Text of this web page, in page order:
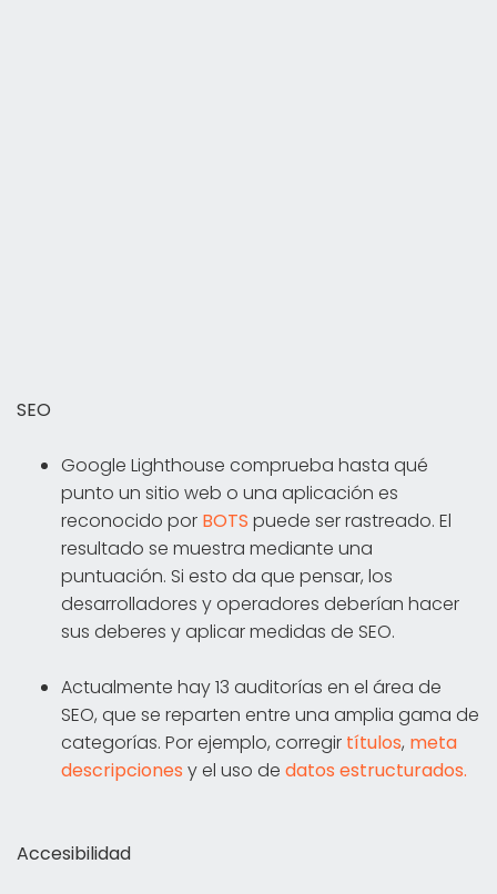
SEO
Google Lighthouse comprueba hasta qué
punto un sitio web o una aplicación es
reconocido por BOTS puede ser rastreado. El
resultado se muestra mediante una
puntuación. Si esto da que pensar, los
desarrolladores y operadores deberían hacer
sus deberes y aplicar medidas de SEO.
Actualmente hay 13 auditorías en el área de
SEO, que se reparten entre una amplia gama de
categorías. Por ejemplo, corregir títulos, meta
descripciones y el uso de datos estructurados.
Accesibilidad